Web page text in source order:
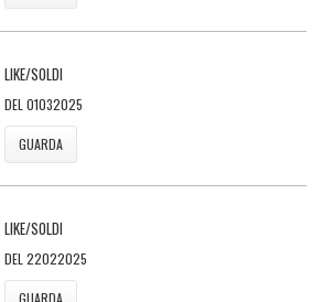
LIKE/SOLDI
DEL 01032025
GUARDA
LIKE/SOLDI
DEL 22022025
GUARDA